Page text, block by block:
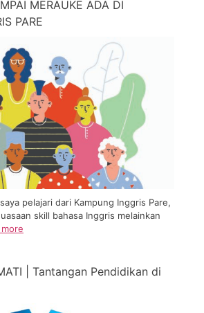
MERAUKE ADA DI
PARE
pelajari dari Kampung Inggris Pare,
skill bahasa Inggris melainkan
more
| Tantangan Pendidikan di